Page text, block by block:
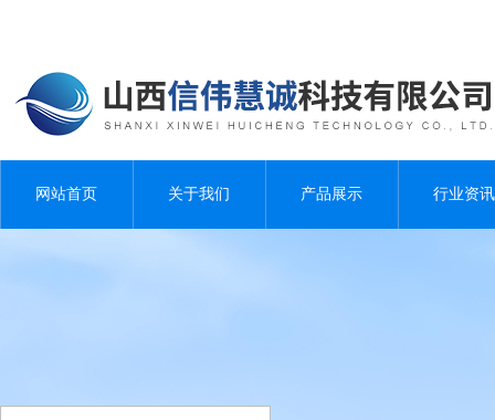
网站首页 关于我们 产品展示 行业资讯